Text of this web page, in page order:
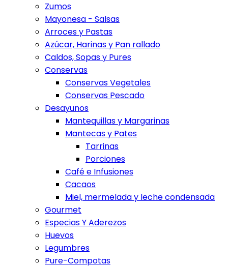
Zumos
Mayonesa - Salsas
Arroces y Pastas
Azúcar, Harinas y Pan rallado
Caldos, Sopas y Pures
Conservas
Conservas Vegetales
Conservas Pescado
Desayunos
Mantequillas y Margarinas
Mantecas y Pates
Tarrinas
Porciones
Café e Infusiones
Cacaos
Miel, mermelada y leche condensada
Gourmet
Especias Y Aderezos
Huevos
Legumbres
Pure-Compotas